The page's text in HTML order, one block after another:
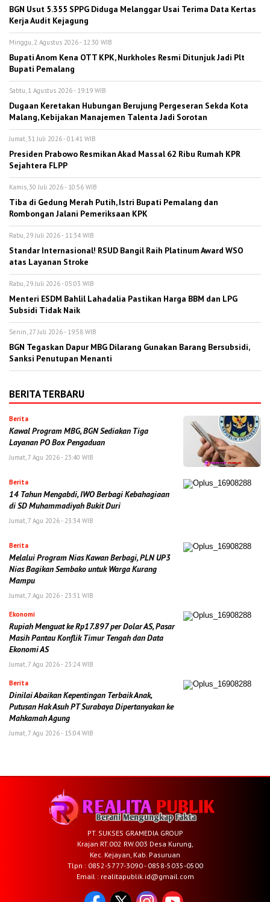
BGN Usut 5.355 SPPG Diduga Melanggar Usai Terima Data Kertas
Kerja Audit Kejagung
Minggu, 2 Agustus 2026 - 12:30 WIB
Bupati Anom Kena OTT KPK, Nurkholes Resmi Ditunjuk Jadi Plt
Bupati Pemalang
Sabtu, 1 Agustus 2026 - 19:19 WIB
Dugaan Keretakan Hubungan Berujung Pergeseran Sekda Kota
Malang, Kebijakan Manajemen Talenta Jadi Sorotan
Jumat, 31 Juli 2026 - 01:41 WIB
Presiden Prabowo Resmikan Akad Massal 62 Ribu Rumah KPR
Sejahtera FLPP
Kamis, 30 Juli 2026 - 10:56 WIB
Tiba di Gedung Merah Putih, Istri Bupati Pemalang dan
Rombongan Jalani Pemeriksaan KPK
Rabu, 29 Juli 2026 - 11:34 WIB
Standar Internasional! RSUD Bangil Raih Platinum Award WSO
atas Layanan Stroke
Rabu, 29 Juli 2026 - 05:03 WIB
Menteri ESDM Bahlil Lahadalia Pastikan Harga BBM dan LPG
Subsidi Tidak Naik
Senin, 27 Juli 2026 - 19:58 WIB
BGN Tegaskan Dapur MBG Dilarang Gunakan Barang Bersubsidi,
Sanksi Penutupan Menanti
BERITA TERBARU
Berita
Kawal Program MBG, BGN Sediakan Tiga
Layanan PO Box Pengaduan
Jumat, 7 Agu 2026 - 23:40 WIB
Berita
14 Tahun Mengabdi, IWO Berbagi Kebahagiaan
di SD Muhammadiyah Bukit Duri
Jumat, 7 Agu 2026 - 23:34 WIB
Berita
Melalui Program Nias Kawan Berbagi, PLN UP3
Nias Bagikan Sembako untuk Warga Kurang
Mampu
Jumat, 7 Agu 2026 - 23:31 WIB
Ekonomi
Rupiah Menguat ke Rp17.897 per Dolar AS, Pasar
Masih Pantau Konflik Timur Tengah dan Data
Ekonomi AS
Jumat, 7 Agu 2026 - 23:24 WIB
Berita
Dinilai Abaikan Kepentingan Terbaik Anak,
Putusan Hak Asuh PT Surabaya Dipertanyakan ke
Mahkamah Agung
Jumat, 7 Agu 2026 - 15:04 WIB
PT. SUKSES GRAMEDIA GROUP
Krajan RT.002 RW.003 Desa Kurung,
Kec. Kejayan, Kab. Pasuruan
Tlpn : 0852-5777-3090 - 0858-5035-0500
Email : realitapublik.id@gmail.com